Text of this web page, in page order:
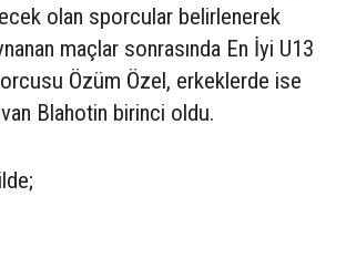
olan sporcular belirlenerek
maçlar sonrasında En İyi U13
Özüm Özel, erkeklerde ise
Blahotin birinci oldu.